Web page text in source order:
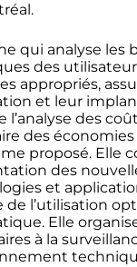
qui analyse les
des
appropriés,
et leur
l’analyse des
des économies
proposé. Elle
des
et
de l’utilisation
Elle
à la